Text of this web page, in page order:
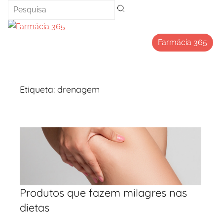
Saltar
para
Farmácia 365
Etiqueta: drenagem
Produtos que fazem milagres nas
dietas